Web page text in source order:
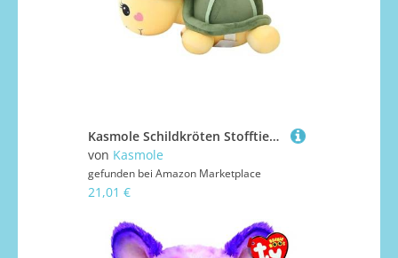
Kasmole Schildkröten Stofftier,Plüsch Schildkröte Mit Design | Dekofigur Als Reisebegleiter Für Kinderzimmer Mit Strandmotiv
von Kasmole
gefunden bei Amazon Marketplace
21,01 €